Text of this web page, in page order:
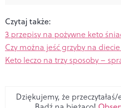
Czytaj także:
3 przepisy na pożywne keto
Czy można jeść grzyby na
Keto leczo na trzy sposoby –
Dziękujemy, że